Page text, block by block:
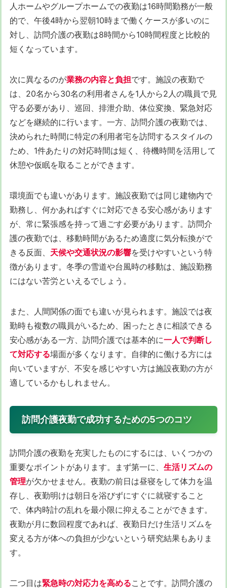
人ホームやグループホームでの夜勤は16時間勤務が一般
的で、午後4時から翌朝10時まで働くケースが多いのに
対し、訪問介護の夜勤は8時間から10時間程度と比較的
短くなっています。
次に異なるのが業務の内容と負担です。施設の夜勤で
は、20名から30名の利用者さんを1人から2人の職員で見
守る必要があり、巡回、排泄介助、体位変換、緊急対応
などを継続的に行います。一方、訪問介護の夜勤では、
決められた時間に特定の利用者宅を訪問するスタイルの
ため、1件あたりの対応時間は短く、待機時間を活用して
休憩や仮眠を取ることができます。
環境面でも違いがあります。施設夜勤では同じ建物内で
勤務し、何かあればすぐに対応できる安心感があります
が、常に緊張感を持って過ごす必要があります。訪問介
護の夜勤では、移動時間があるため適度に気分転換がで
きる反面、 天候や交通状況の影響を受けやすいという特
徴があります。冬季の雪道や台風時の移動は、施設勤務
にはない苦労といえるでしょう。
また、人間関係の面でも違いが見られます。施設では夜
勤時も複数の職員がいるため、困ったときに相談できる
安心感がある一方、訪問介護では基本的に一人で判断し
て対応する場面が多くなります。自律的に働ける方には
向いていますが、不安を感じやすい方は施設夜勤の方が
適しているかもしれません。
訪問介護夜勤で成功するための5つのコツ
訪問介護の夜勤を充実したものにするには、いくつかの
重要なポイントがあります。まず第一に、 生活リズムの
管理が欠かせません。夜勤の前日は昼寝をして体力を温
存し、夜勤明けは朝日を浴びずにすぐに就寝すること
で、体内時計の乱れを最小限に抑えることができます。
夜勤が月に数回程度であれば、夜勤日だけ生活リズムを
変える方が体への負担が少ないという研究結果もありま
す。
二つ目は緊急時の対応力を高めることです。訪問介護の